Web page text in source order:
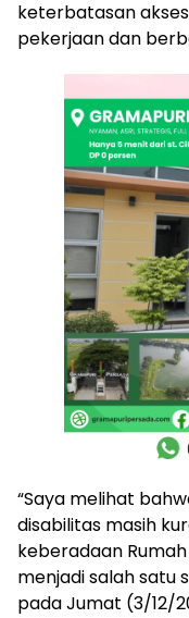
keterbatasan
pekerjaan dan
“Saya melihat
disabilitas masih
keberadaan
menjadi salah satu
pada Jumat (3/12/